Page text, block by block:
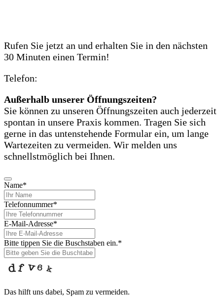
Rufen Sie jetzt an und erhalten Sie in den nächsten
30 Minuten einen Termin!
Telefon:
Außerhalb unserer Öffnungszeiten?
Sie können zu unseren Öffnungszeiten auch jederzeit
spontan in unsere Praxis kommen. Tragen Sie sich
gerne in das untenstehende Formular ein, um lange
Wartezeiten zu vermeiden. Wir melden uns
schnellstmöglich bei Ihnen.
Name*
Telefonnummer*
E-Mail-Adresse*
Bitte tippen Sie die Buschstaben ein.*
Das hilft uns dabei, Spam zu vermeiden.